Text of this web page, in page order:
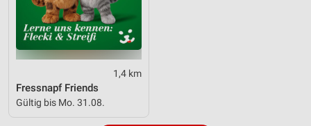
1,4 km
Fressnapf Friends
Gültig bis Mo. 31.08.